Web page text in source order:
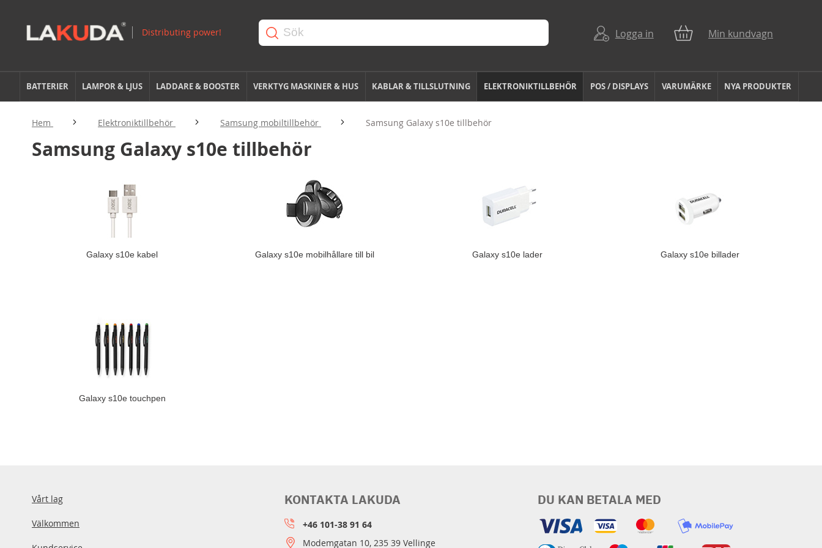
Logga in Min kundvagn
BATTERIER LAMPOR & LJUS LADDARE & BOOSTER VERKTYG MASKINER & HUS KABLAR & TILLSLUTNING ELEKTRONIKTILLBEHÖR POS / DISPLAYS VARUMÄRKE NYA PRODUKTER
Hem Elektroniktillbehör Samsung mobiltillbehör Samsung Galaxy s10e tillbehör
Samsung Galaxy s10e tillbehör
Galaxy s10e kabel Galaxy s10e mobilhållare till bil Galaxy s10e lader Galaxy s10e billader
Galaxy s10e touchpen
Vårt lag
Välkommen
DU KAN BETALA MED
KONTAKTA LAKUDA
+46 101-38 91 64
Modemgatan 10, 235 39 Vellinge